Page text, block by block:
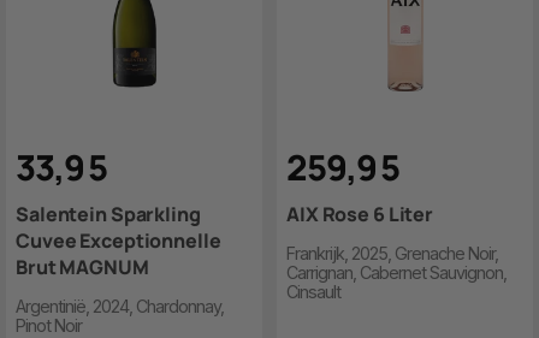
33,95
Salentein Sparkling
Cuvee Exceptionnelle
Brut MAGNUM
Argentinië, 2024, Chardonnay,
Pinot Noir
259,95
AIX Rose 6 Liter
Frankrijk, 2025, Grenache Noir,
Carrignan, Cabernet Sauvignon,
Cinsault